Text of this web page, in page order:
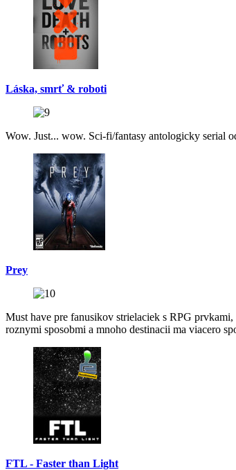
Láska, smrť & roboti
Wow. Just... wow. Sci-fi/fantasy antologicky serial
Prey
Must have pre fanusikov strielaciek s RPG
roznymi sposobmi a mnoho destinacii ma viacero
FTL - Faster than Light